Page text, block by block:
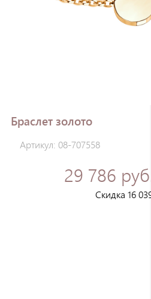
Браслет золото
Артикул: 08-707558
29 786
Скидка 16